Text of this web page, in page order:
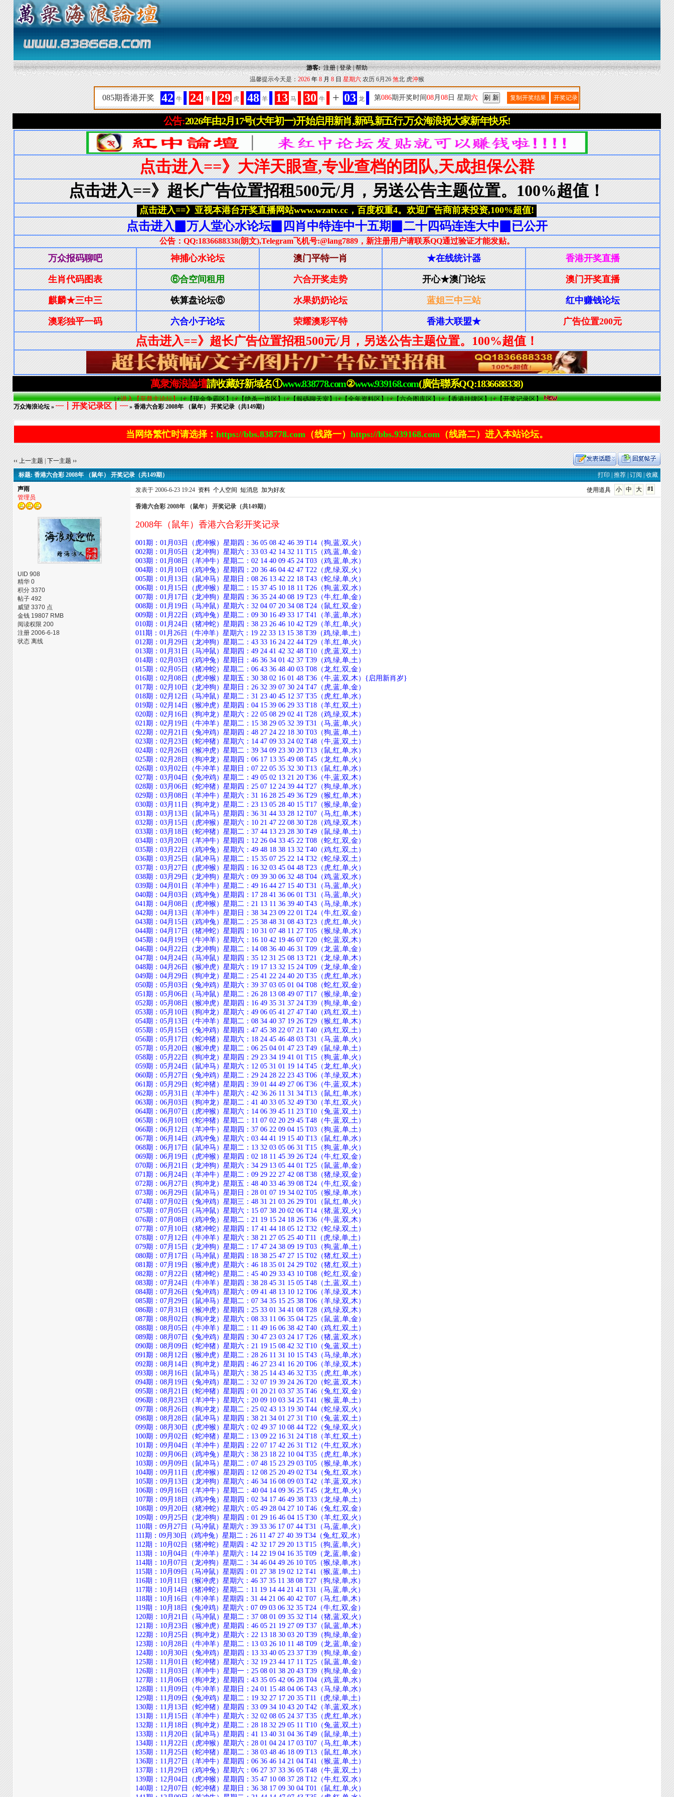
游客:注册|登录|帮助
温馨提示今天是： 2026年 8月 8日 星期六 农历 6月26 煞北 虎沖猴
万众海浪论坛» ┈┋开奖记录区┋┈» 香港六合彩 2008年 （鼠年） 开奖记录（共149期）
当网络繁忙时请选择： https://bbs.838778.com（线路一） https://bbs.939168.com（线路二）进入本站论坛。
‹‹ 上一主题
下一主题 ››
打印
推荐| 订阅 收藏
标题: 香港六合彩 2008年 （鼠年） 开奖记录（共149期）
声雨
管理员
UID 908
精华 0
积分 3370
帖子 492
威望 3370 点
金钱 19807 RMB
阅读权限 200
注册 2006-6-18
状态 离线
#1
大
中
小
使用道具
发表于 2006-6-23 19:24 资料 个人空间 短消息 加为好友
香港六合彩 2008年 （鼠年） 开奖记录（共149期）
2008年（鼠年）香港六合彩开奖记录
001期：01月03日（虎冲猴）星期四：36 05 08 42 46 39 T14（狗,蓝,双,火）
002期：01月05日（龙冲狗）星期六：33 03 42 14 32 11 T15（鸡,蓝,单,金）
003期：01月08日（羊冲牛）星期二：02 14 40 09 45 24 T03（鸡,蓝,单,水）
004期：01月10日（鸡冲兔）星期四：20 36 46 04 42 47 T22（虎,绿,双,火）
005期：01月13日（鼠冲马）星期日：08 26 13 42 22 18 T43（蛇,绿,单,火）
006期：01月15日（虎冲猴）星期二：15 37 45 10 18 11 T26（狗,蓝,双,水）
007期：01月17日（龙冲狗）星期四：36 35 24 40 08 19 T23（牛,红,单,金）
008期：01月19日（马冲鼠）星期六：32 04 07 20 34 08 T24（鼠,红,双,金）
009期：01月22日（鸡冲兔）星期二：09 30 16 49 33 17 T41（羊,蓝,单,水）
010期：01月24日（猪冲蛇）星期四：38 23 26 46 10 42 T29（羊,红,单,火）
011期：01月26日（牛冲羊）星期六：19 22 33 13 15 38 T39（鸡,绿,单,土）
012期：01月29日（龙冲狗）星期二：43 33 16 24 22 44 T29（羊,红,单,火）
013期：01月31日（马冲鼠）星期四：49 24 41 42 32 48 T10（虎,蓝,双,土）
014期：02月03日（鸡冲兔）星期日：46 36 34 01 42 37 T39（鸡,绿,单,土）
015期：02月05日（猪冲蛇）星期二：06 43 36 48 40 03 T08（龙,红,双,金）
016期：02月08日（虎冲猴）星期五：30 38 02 16 01 48 T36（牛,蓝,双,木）{启用新肖岁}
017期：02月10日（龙冲狗）星期日：26 32 39 07 30 24 T47（虎,蓝,单,金）
018期：02月12日（马冲鼠）星期二：31 23 40 45 12 37 T35（虎,红,单,水）
019期：02月14日（猴冲虎）星期四：04 15 39 06 29 33 T18（羊,红,双,土）
020期：02月16日（狗冲龙）星期六：22 05 08 29 02 41 T28（鸡,绿,双,木）
021期：02月19日（牛冲羊）星期二：15 38 29 05 32 39 T31（马,蓝,单,火）
022期：02月21日（兔冲鸡）星期四：48 27 24 22 18 30 T03（狗,蓝,单,土）
023期：02月23日（蛇冲猪）星期六：14 47 09 33 24 02 T48（牛,蓝,双,土）
024期：02月26日（猴冲虎）星期二：39 34 09 23 30 20 T13（鼠,红,单,水）
025期：02月28日（狗冲龙）星期四：06 17 13 35 49 08 T45（龙,红,单,火）
026期：03月02日（牛冲羊）星期日：07 22 05 35 32 30 T13（鼠,红,单,水）
027期：03月04日（免冲鸡）星期二：49 05 02 13 21 20 T36（牛,蓝,双,木）
028期：03月06日（蛇冲猪）星期四：25 07 12 24 39 44 T27（狗,绿,单,水）
029期：03月08日（羊冲牛）星期六：31 16 28 25 49 36 T29（猴,红,单,木）
030期：03月11日（狗冲龙）星期二：23 13 05 28 40 15 T17（猴,绿,单,金）
031期：03月13日（鼠冲马）星期四：36 31 44 33 28 12 T07（马,红,单,木）
032期：03月15日（虎冲猴）星期六：10 21 47 22 08 30 T28（鸡,绿,双,木）
033期：03月18日（蛇冲猪）星期二：37 44 13 23 28 30 T49（鼠,绿,单,土）
034期：03月20日（羊冲牛）星期四：12 26 04 33 45 22 T08（蛇,红,双,金）
035期：03月22日（鸡冲兔）星期六：49 48 18 38 13 32 T40（鸡,红,双,土）
036期：03月25日（鼠冲马）星期二：15 35 07 25 22 14 T32（蛇,绿,双,土）
037期：03月27日（虎冲猴）星期四：16 32 03 45 04 48 T23（虎,红,单,火）
038期：03月29日（龙冲狗）星期六：09 39 30 06 32 48 T04（鸡,蓝,双,水）
039期：04月01日（羊冲牛）星期二：49 16 44 27 15 40 T31（马,蓝,单,火）
040期：04月03日（鸡冲兔）星期四：17 28 41 36 06 01 T31（马,蓝,单,火）
041期：04月08日（虎冲猴）星期二：21 13 11 36 39 40 T43（马,绿,单,水）
042期：04月13日（羊冲牛）星期日：38 34 23 09 22 01 T24（牛,红,双,金）
043期：04月15日（鸡冲兔）星期二：25 38 48 31 08 43 T23（虎,红,单,火）
044期：04月17日（猪冲蛇）星期四：10 31 07 48 11 27 T05（猴,绿,单,水）
045期：04月19日（牛冲羊）星期六：16 10 42 19 46 07 T20（蛇,蓝,双,木）
046期：04月22日（龙冲狗）星期二：14 08 36 40 46 31 T09（龙,蓝,单,金）
047期：04月24日（马冲鼠）星期四：35 12 31 25 08 13 T21（龙,绿,单,木）
048期：04月26日（猴冲虎）星期六：19 17 13 32 15 24 T09（龙,绿,单,金）
049期：04月29日（狗冲龙）星期二：25 41 22 24 40 20 T35（虎,红,单,水）
050期：05月03日（兔冲鸡）星期六：39 37 03 05 01 04 T08（蛇,红,双,金）
051期：05月06日（马冲鼠）星期二：26 28 13 08 49 07 T17（猴,绿,单,金）
052期：05月08日（猴冲虎）星期四：16 49 35 31 37 24 T39（狗,绿,单,金）
053期：05月10日（狗冲龙）星期六：49 06 05 41 27 47 T40（鸡,红,双,土）
054期：05月13日（牛冲羊）星期二：08 34 40 37 19 26 T29（猴,红,单,木）
055期：05月15日（兔冲鸡）星期四：47 45 38 22 07 21 T40（鸡,红,双,土）
056期：05月17日（蛇冲猪）星期六：18 24 45 46 48 03 T31（马,蓝,单,火）
057期：05月20日（猴冲虎）星期二：06 25 04 01 47 23 T49（鼠,绿,单,土）
058期：05月22日（狗冲龙）星期四：29 23 34 19 41 01 T15（狗,蓝,单,火）
059期：05月24日（鼠冲马）星期六：12 05 31 01 19 14 T45（龙,红,单,火）
060期：05月27日（兔冲鸡）星期二：29 24 28 22 23 43 T06（羊,绿,双,木）
061期：05月29日（蛇冲猪）星期四：39 01 44 49 27 06 T36（牛,蓝,双,木）
062期：05月31日（羊冲牛）星期六：42 36 26 11 31 34 T13（鼠,红,单,水）
063期：06月03日（狗冲龙）星期二：41 40 33 05 32 49 T30（羊,红,双,火）
064期：06月07日（虎冲猴）星期六：14 06 39 45 11 23 T10（兔,蓝,双,土）
065期：06月10日（蛇冲猪）星期二：11 07 02 20 29 45 T48（牛,蓝,双,土）
066期：06月12日（羊冲牛）星期四：37 06 22 09 04 15 T03（狗,蓝,单,土）
067期：06月14日（鸡冲兔）星期六：03 44 41 19 15 40 T13（鼠,红,单,水）
068期：06月17日（鼠冲马）星期二：13 32 03 05 06 31 T15（狗,蓝,单,火）
069期：06月19日（虎冲猴）星期四：02 18 11 45 39 26 T24（牛,红,双,金）
070期：06月21日（龙冲狗）星期六：34 29 13 05 44 01 T25（鼠,蓝,单,金）
071期：06月24日（羊冲牛）星期二：09 29 22 27 42 08 T38（猪,绿,双,金）
072期：06月27日（狗冲龙）星期五：48 40 33 46 39 08 T24（牛,红,双,金）
073期：06月29日（鼠冲马）星期日：28 01 07 19 34 02 T05（猴,绿,单,水）
074期：07月02日（兔冲鸡）星期三：48 31 21 03 26 29 T01（鼠,红,单,火）
075期：07月05日（马冲鼠）星期六：15 07 38 20 02 06 T14（猪,蓝,双,火）
076期：07月08日（鸡冲免）星期二：21 19 15 24 18 26 T36（牛,蓝,双,木）
077期：07月10日（猪冲蛇）星期四：17 41 44 18 05 12 T32（蛇,绿,双,土）
078期：07月12日（牛冲羊）星期六：38 21 27 05 25 40 T11（虎,绿,单,土）
079期：07月15日（龙冲狗）星期二：17 47 24 38 09 19 T03（狗,蓝,单,土）
080期：07月17日（马冲鼠）星期四：18 38 25 47 27 15 T02（猪,红,双,土）
081期：07月19日（猴冲虎）星期六：46 18 35 01 24 29 T02（猪,红,双,土）
082期：07月22日（猪冲蛇）星期二：45 40 29 33 43 10 T08（蛇,红,双,金）
083期：07月24日（牛冲羊）星期四：38 28 45 31 15 05 T48（土,蓝,双,土）
084期：07月26日（兔冲鸡）星期六：09 41 48 13 10 12 T06（羊,绿,双,木）
085期：07月29日（鼠冲马）星期二：07 34 35 15 25 38 T06（羊,绿,双,木）
086期：07月31日（猴冲虎）星期四：25 33 01 34 41 08 T28（鸡,绿,双,木）
087期：08月02日（狗冲龙）星期六：08 33 11 06 35 04 T25（鼠,蓝,单,金）
088期：08月05日（牛冲羊）星期二：11 49 16 06 38 42 T40（鸡,红,双,土）
089期：08月07日（兔冲鸡）星期四：30 47 23 03 24 17 T26（猪,蓝,双,水）
090期：08月09日（蛇冲猪）星期六：21 19 15 08 42 32 T10（兔,蓝,双,土）
091期：08月12日（猴冲虎）星期二：28 26 11 31 10 15 T43（马,绿,单,水）
092期：08月14日（狗冲龙）星期四：46 27 23 41 16 20 T06（羊,绿,双,木）
093期：08月16日（鼠冲马）星期六：38 25 14 43 46 32 T35（虎,红,单,水）
094期：08月19日（兔冲鸡）星期二：32 07 19 39 24 26 T20（蛇,蓝,双,木）
095期：08月21日（蛇冲猪）星期四：01 20 21 03 37 35 T46（兔,红,双,金）
096期：08月23日（羊冲牛）星期六：20 09 10 03 34 25 T41（猴,蓝,单,土）
097期：08月26日（狗冲龙）星期二：25 02 43 13 19 30 T44（蛇,绿,双,火）
098期：08月28日（鼠冲马）星期四：38 21 34 01 27 31 T10（兔,蓝,双,土）
099期：08月30日（虎冲猴）星期六：02 49 37 10 08 44 T22（兔,绿,双,火）
100期：09月02日（蛇冲猪）星期二：13 09 22 16 31 24 T18（羊,红,双,土）
101期：09月04日（羊冲牛）星期四：22 07 17 42 26 31 T12（牛,红,双,水）
102期：09月06日（鸡冲兔）星期六：38 23 18 22 10 04 T35（虎,红,单,水）
103期：09月09日（鼠冲马）星期二：07 48 15 23 29 03 T05（猴,绿,单,水）
104期：09月11日（虎冲猴）星期四：12 08 25 20 49 02 T34（兔,红,双,水）
105期：09月13日（龙冲狗）星期六：46 34 16 08 09 03 T42（羊,蓝,双,水）
106期：09月16日（羊冲牛）星期二：40 04 14 09 36 25 T45（龙,红,单,火）
107期：09月18日（鸡冲兔）星期四：02 34 17 46 49 38 T33（龙,绿,单,土）
108期：09月20日（猪冲蛇）星期六：05 49 28 04 27 10 T46（兔,红,双,金）
109期：09月25日（龙冲狗）星期四：01 29 16 46 04 15 T30（羊,红,双,火）
110期：09月27日（马冲鼠）星期六：39 33 36 17 07 44 T31（马,蓝,单,火）
111期：09月30日（鸡冲兔）星期二：26 11 47 27 40 39 T34（兔,红,双,水）
112期：10月02日（猪冲蛇）星期四：42 32 17 29 20 13 T15（狗,蓝,单,火）
113期：10月04日（牛冲羊）星期六：14 22 19 04 16 35 T09（龙,蓝,单,金）
114期：10月07日（龙冲狗）星期二：34 46 04 49 26 10 T05（猴,绿,单,水）
115期：10月09日（马冲鼠）星期四：01 27 38 19 02 12 T41（猴,蓝,单,土）
116期：10月11日（猴冲虎）星期六：46 37 35 11 38 08 T27（狗,绿,单,水）
117期：10月14日（猪冲蛇）星期二：11 19 14 44 21 41 T31（马,蓝,单,火）
118期：10月16日（牛冲羊）星期四：31 44 21 06 40 42 T07（马,红,单,木）
119期：10月18日（兔冲鸡）星期六：07 09 03 06 32 35 T24（牛,红,双,金）
120期：10月21日（马冲鼠）星期二：37 08 01 09 35 32 T14（猪,蓝,双,火）
121期：10月23日（猴冲虎）星期四：46 05 21 19 27 09 T37（鼠,蓝,单,木）
122期：10月25日（狗冲龙）星期六：22 13 18 30 03 20 T39（狗,绿,单,金）
123期：10月28日（牛冲羊）星期二：13 03 26 10 11 48 T09（龙,蓝,单,金）
124期：10月30日（兔冲鸡）星期四：13 33 40 05 23 37 T39（狗,绿,单,金）
125期：11月01日（蛇冲猪）星期六：32 19 23 44 17 11 T25（鼠,蓝,单,金）
126期：11月03日（羊冲牛）星期一：25 08 01 38 20 43 T39（狗,绿,单,金）
127期：11月06日（狗冲龙）星期四：43 35 05 42 06 28 T04（鸡,蓝,单,水）
128期：11月09日（牛冲羊）星期日：24 01 15 48 04 06 T43（马,绿,单,水）
129期：11月09日（兔冲鸡）星期二：19 32 27 17 20 35 T11（虎,绿,单,土）
130期：11月13日（蛇冲猪）星期四：33 09 34 10 43 20 T42（羊,蓝,双,水）
131期：11月15日（羊冲牛）星期六：32 02 08 05 24 37 T35（虎,红,单,水）
132期：11月18日（狗冲龙）星期二：28 18 32 29 05 11 T10（兔,蓝,双,土）
133期：11月20日（鼠冲马）星期四：41 13 40 31 04 36 T49（鼠,绿,单,土）
134期：11月22日（虎冲猴）星期六：28 01 04 24 17 03 T07（马,红,单,木）
135期：11月25日（蛇冲猪）星期二：38 03 48 46 18 09 T13（鼠,红,单,水）
136期：11月27日（羊冲牛）星期四：06 36 46 14 21 04 T41（猴,蓝,单,土）
137期：11月29日（鸡冲兔）星期六：06 27 37 33 36 05 T48（牛,蓝,双,土）
139期：12月04日（虎冲猴）星期四：35 47 10 08 37 28 T12（牛,红,双,水）
140期：12月07日（蛇冲猪）星期日：36 38 17 09 30 04 T01（鼠,红,单,火）